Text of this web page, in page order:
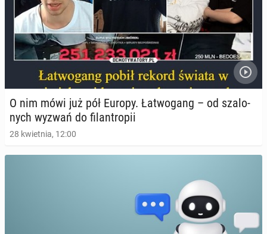
O nim mówi już pół Europy. Ła­two­gang – od sza­lo­
nych wyzwań do fi­lan­tro­pii
28 kwietnia, 12:00